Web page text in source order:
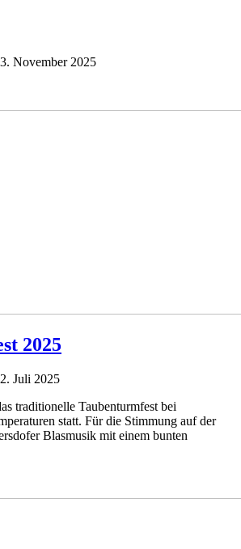
November 2025
2025
Juli 2025
traditionelle Taubenturmfest bei
statt. Für die Stimmung auf der
Blasmusik mit einem bunten